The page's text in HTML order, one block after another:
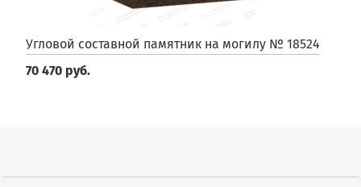
Угловой составной памятник на могилу № 18524
70 470 руб.